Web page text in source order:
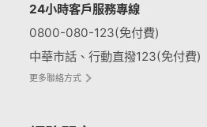
24小時客戶服務專線
0800-080-123(免付費)
中華市話、行動直撥123(免付費)
更多聯絡方式